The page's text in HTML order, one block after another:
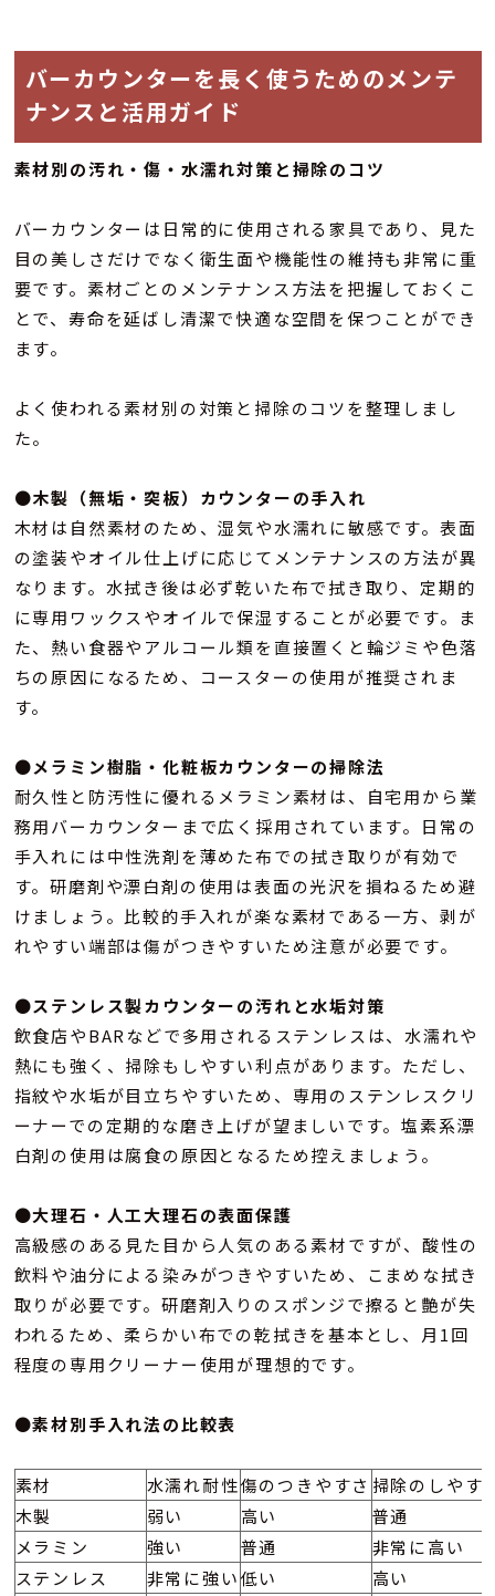
バーカウンターを長く使うためのメンテ
ナンスと活用ガイド
素材別の汚れ・傷・水濡れ対策と掃除のコツ
バーカウンターは日常的に使用される家具であり、見た
目の美しさだけでなく衛生面や機能性の維持も非常に重
要です。素材ごとのメンテナンス方法を把握しておくこ
とで、寿命を延ばし清潔で快適な空間を保つことができ
ます。
よく使われる素材別の対策と掃除のコツを整理しまし
た。
●木製（無垢・突板）カウンターの手入れ
木材は自然素材のため、湿気や水濡れに敏感です。表面
の塗装やオイル仕上げに応じてメンテナンスの方法が異
なります。水拭き後は必ず乾いた布で拭き取り、定期的
に専用ワックスやオイルで保湿することが必要です。ま
た、熱い食器やアルコール類を直接置くと輪ジミや色落
ちの原因になるため、コースターの使用が推奨されま
す。
●メラミン樹脂・化粧板カウンターの掃除法
耐久性と防汚性に優れるメラミン素材は、自宅用から業
務用バーカウンターまで広く採用されています。日常の
手入れには中性洗剤を薄めた布での拭き取りが有効で
す。研磨剤や漂白剤の使用は表面の光沢を損ねるため避
けましょう。比較的手入れが楽な素材である一方、剥が
れやすい端部は傷がつきやすいため注意が必要です。
●ステンレス製カウンターの汚れと水垢対策
飲食店やBARなどで多用されるステンレスは、水濡れや
熱にも強く、掃除もしやすい利点があります。ただし、
指紋や水垢が目立ちやすいため、専用のステンレスクリ
ーナーでの定期的な磨き上げが望ましいです。塩素系漂
白剤の使用は腐食の原因となるため控えましょう。
●大理石・人工大理石の表面保護
高級感のある見た目から人気のある素材ですが、酸性の
飲料や油分による染みがつきやすいため、こまめな拭き
取りが必要です。研磨剤入りのスポンジで擦ると艶が失
われるため、柔らかい布での乾拭きを基本とし、月1回
程度の専用クリーナー使用が理想的です。
●素材別手入れ法の比較表
素材 水濡れ耐性傷のつきやすさ 掃除のしやす
木製
弱い 高い
普通
メラミン
強い 普通
非常に高い
ステンレス
非常に強い低い
高い